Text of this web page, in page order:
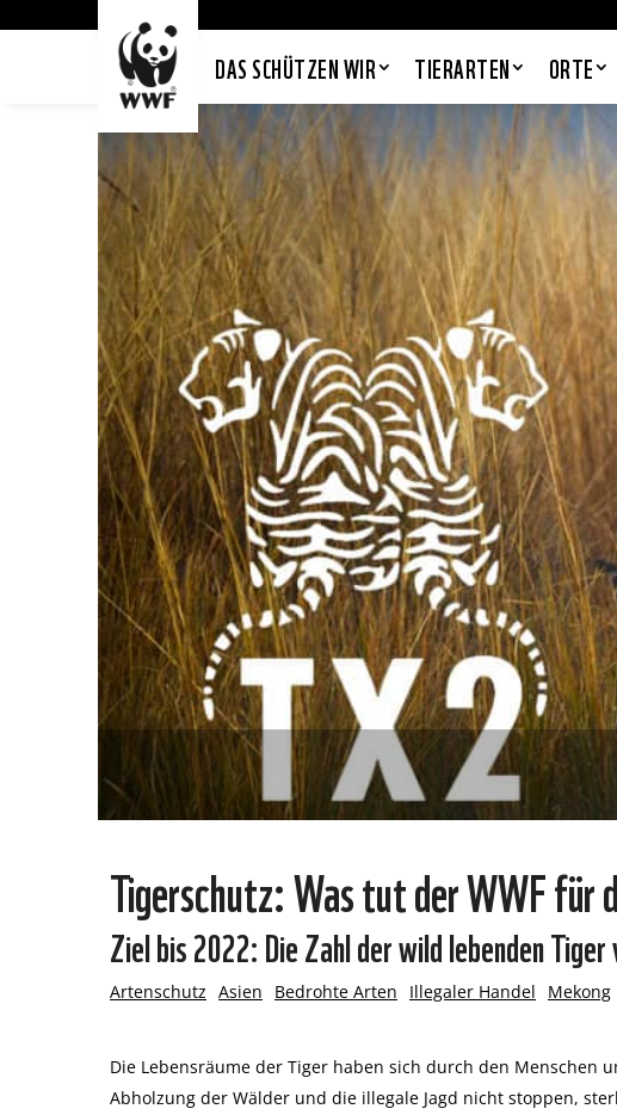
DAS SCHÜTZEN WIR TIERARTEN ORTE
Tigerschutz: Was tut der WWF für
Ziel bis 2022: Die Zahl der wild lebenden
Artenschutz Asien Bedrohte Arten Illegaler Handel Mekong
Die Lebensräume der Tiger haben sich durch den Menschen
Abholzung der Wälder und die illegale Jagd nicht stoppen,